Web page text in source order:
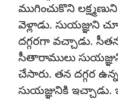
ముగించుకొని
వెళ్లాడు. సుయజ్ఞుని
దగ్గరగా వచ్చాడు.
సీతారాములు
చేసారు. తన దగ్గర
సుయజ్ఞునికి